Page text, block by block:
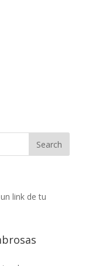
link de tu